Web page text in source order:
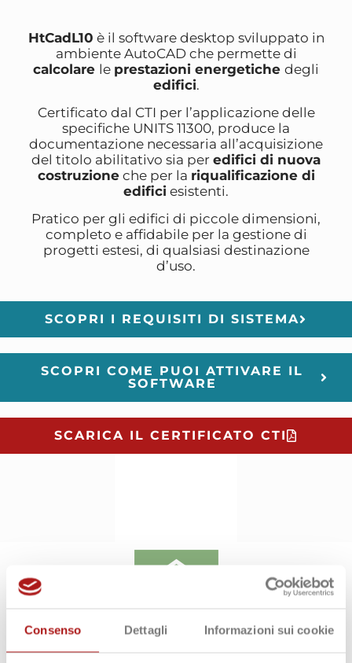
Consenso Dettagli Informazioni sui cookie
HtCadL10 è il software desktop sviluppato in
ambiente AutoCAD che permette di
calcolare le prestazioni energetiche degli
edifici.
Certificato dal CTI per l’applicazione delle
specifiche UNITS 11300, produce la
documentazione necessaria all’acquisizione
del titolo abilitativo sia per edifici di nuova
costruzioneche per la riqualificazione di
edifici esistenti.
Pratico per gli edifici di piccole dimensioni,
completo e affidabile per la gestione di
progetti estesi, di qualsiasi destinazione
d’uso.
SCOPRI I REQUISITI DI SISTEMA
SCOPRI COME PUOI ATTIVARE IL
SOFTWARE
SCARICA IL CERTIFICATO CTI